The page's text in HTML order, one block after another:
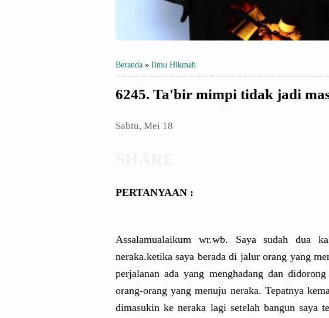
Beranda » Ilmu Hikmah
6245. Ta'bir mimpi tidak jadi
Sabtu, Mei 18
PERTANYAAN :
Assalamualaikum wr.wb. Saya sudah dua
neraka.ketika saya berada di jalur orang yang
perjalanan ada yang menghadang dan
orang-orang yang menuju neraka. Tepatnya
dimasukin ke neraka lagi setelah bangun saya